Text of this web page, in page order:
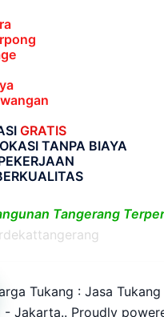
GRATIS
TANPA BIAYA
Tangerang
Tukang : Jasa Tukang
- Jakarta.. Proudly